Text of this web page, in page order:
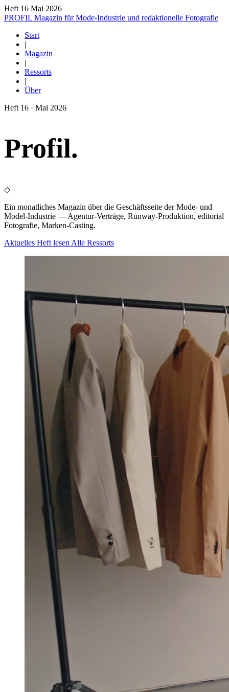
Heft 16 Mai 2026
PROFIL Magazin für Mode-Industrie und redaktionelle Fotografie
Start
|
Magazin
|
Ressorts
|
Über
Heft 16 · Mai 2026
Profil.
◇
Ein monatliches Magazin über die Geschäftsseite der Mode- und
Model-Industrie — Agentur-Verträge, Runway-Produktion, editorial
Fotografie, Marken-Casting.
Aktuelles Heft lesen Alle Ressorts